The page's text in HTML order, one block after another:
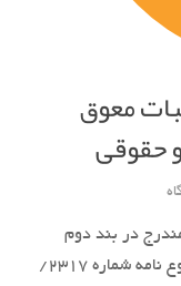
معوق
حقوقی
در بند دوم
جلسه 105 شورای اسلامی شهر قوچان (موضوع نامه شماره 2317/